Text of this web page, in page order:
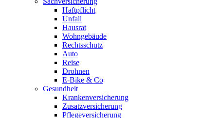
Haftpflicht
Unfall
Hausrat
Wohngebäude
Rechtsschutz
Auto
Reise
Drohnen
E-Bike & Co
Gesundheit
Krankenversicherung
Zusatzversicherung
Pflegeversicherung